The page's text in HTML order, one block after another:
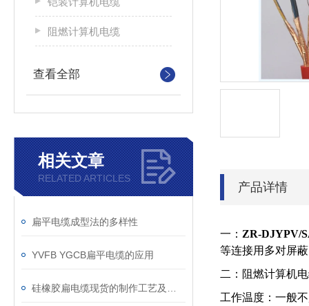
阻燃计算机电缆
查看全部
相关文章
RELATED ARTICLES
扁平电缆成型法的多样性
YVFB YGCB扁平电缆的应用
产品详情
一： ZR-DJYPV/
等连接用多对屏
二：阻燃计算机
工作温度：一般